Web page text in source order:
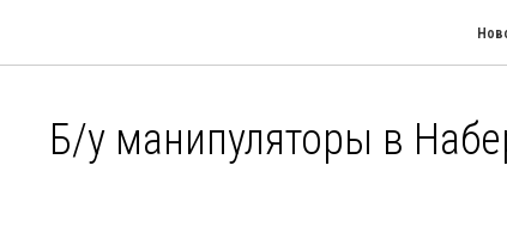
Б/у манипуляторы в